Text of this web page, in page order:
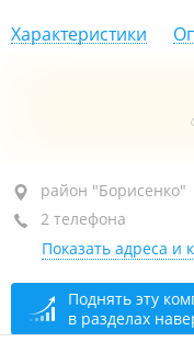
Характеристики
район "Борисенко",
1-й этаж
+7 966 293-42-48
+7 (423) 252-30-82
закрыто, откроется
район "Борисенко"
2 телефона
Показать адреса и
Поднять эту
в разделах